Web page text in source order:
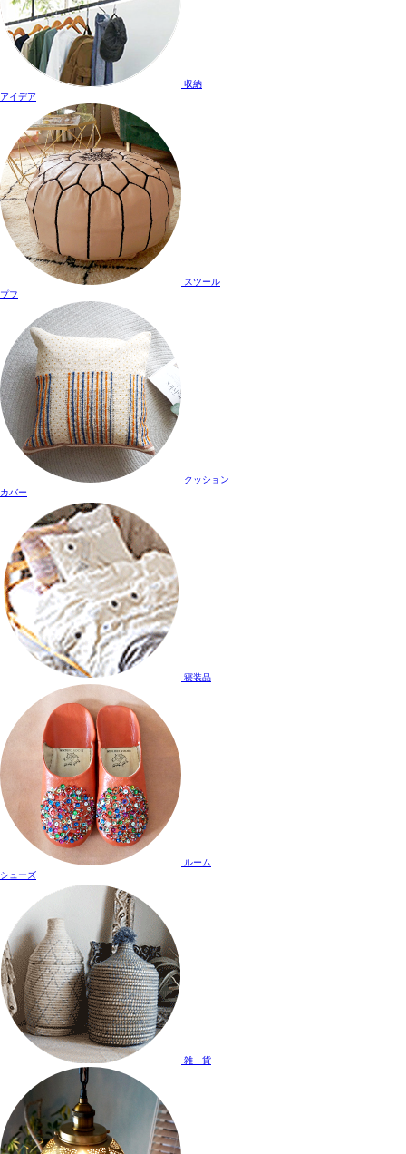
収納
アイデア
スツール
プフ
クッション
カバー
寝装品
ルーム
シューズ
雑 貨